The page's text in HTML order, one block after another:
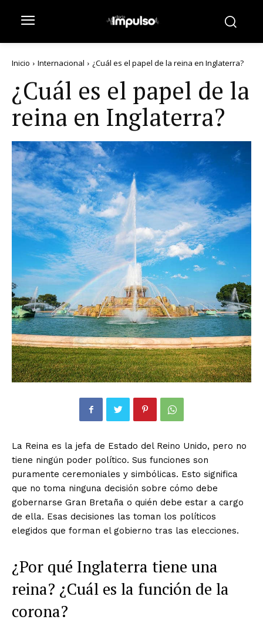
Inicio Internacional ¿Cuál es el papel de la reina en Inglaterra?
¿Cuál es el papel de la
reina en Inglaterra?
La Reina es la jefa de Estado del Reino Unido, pero no
tiene ningún poder político. Sus funciones son
puramente ceremoniales y simbólicas. Esto significa
que no toma ninguna decisión sobre cómo debe
gobernarse Gran Bretaña o quién debe estar a cargo
de ella. Esas decisiones las toman los políticos
elegidos que forman el gobierno tras las elecciones.
¿Por qué Inglaterra tiene una
reina? ¿Cuál es la función de la
corona?